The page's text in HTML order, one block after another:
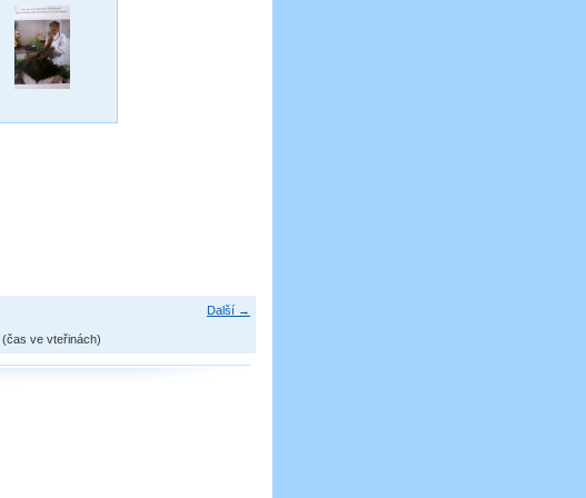
Další →
(čas ve vteřinách)